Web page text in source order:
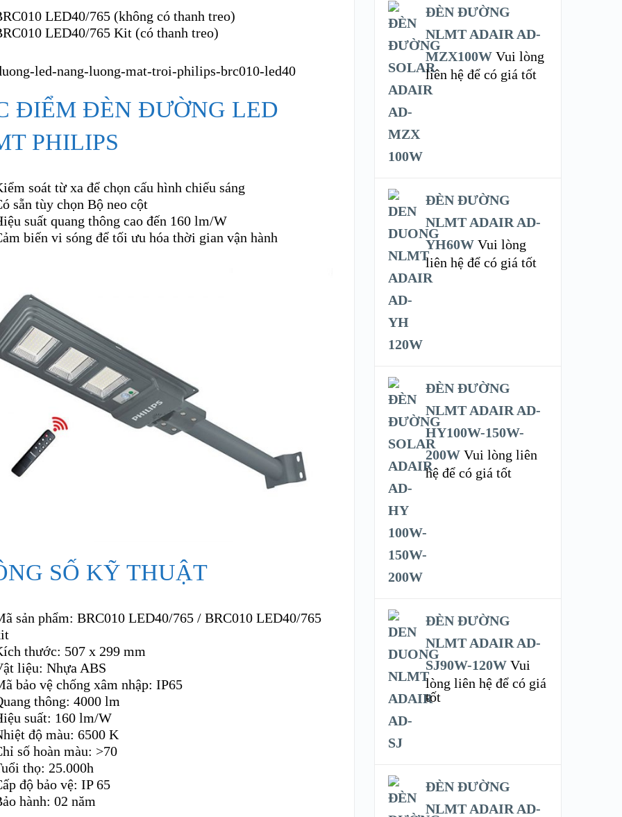
LED40/765 (không có thanh treo)
LED40/765 Kit (có thanh treo)
ĐIỂM ĐÈN ĐƯỜNG LED
PHILIPS
soát từ xa để chọn cấu hình chiếu sáng
sẵn tùy chọn Bộ neo cột
suất quang thông cao đến 160 lm/W
biến vi sóng để tối ưu hóa thời gian vận hành
SỐ KỸ THUẬT
sản phẩm: BRC010 LED40/765 / BRC010 LED40/765
thước: 507 x 299 mm
liệu: Nhựa ABS
bảo vệ chống xâm nhập: IP65
thông: 4000 lm
suất: 160 lm/W
độ màu: 6500 K
số hoàn màu: >70
thọ: 25.000h
độ bảo vệ: IP 65
hành: 02 năm
ĐÈN ĐƯỜNG
NLMT ADAIR AD-
MZX100W Vui lòng
liên hệ để có giá tốt
ĐÈN ĐƯỜNG
NLMT ADAIR AD-
YH60W Vui lòng
liên hệ để có giá tốt
ĐÈN ĐƯỜNG
NLMT ADAIR AD-
HY100W-150W-
200W Vui lòng liên
hệ để có giá tốt
ĐÈN ĐƯỜNG
NLMT ADAIR AD-
SJ90W-120W Vui
lòng liên hệ để có giá
tốt
ĐÈN ĐƯỜNG
NLMT ADAIR AD-